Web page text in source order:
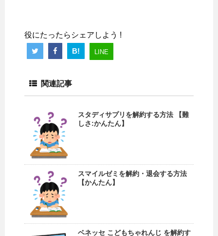
役にたったらシェアしよう !
B!
LINE
関連記事
スタディサプリを解約する方法 【難
しさ:かんたん】
スマイルゼミを解約・退会する方法
【かんたん】
ベネッセ こどもちゃれんじ を解約す